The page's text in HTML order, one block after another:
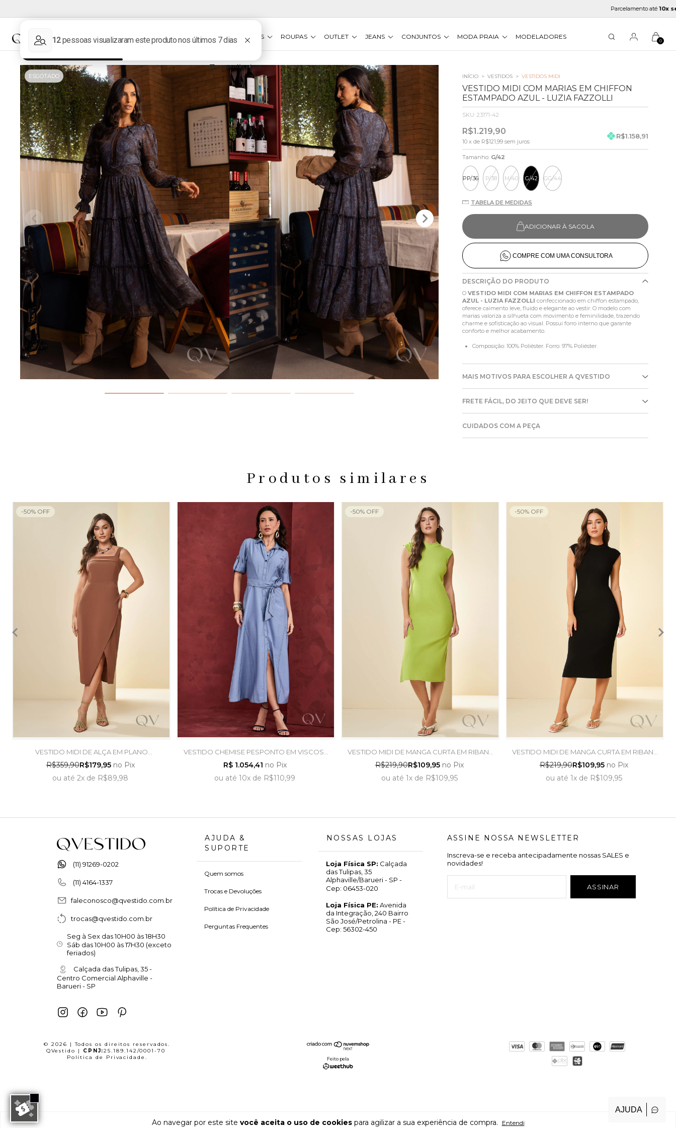
Parcelamento até10x sem juros
NOVIDADES MARCAS VESTIDOS ROUPAS OUTLET JEANS CONJUNTOS MODA PRAIA MODELADORES 0
Ao navegar por este site você aceita o uso de cookiespara agilizar a sua experiência de compra. Entendi
ESGOTADO INÍCIO > VESTIDOS > VESTIDOS MIDI
VESTIDO MIDI COM MARIAS EM CHIFFON
ESTAMPADO AZUL - LUZIA FAZZOLLI
SKU: 23171-42
R$1.219,90
10 x de R$121,99 sem juros
R$1.158,91
Tamanho: G/42
PP/36 P/38 M/40 G/42 GG/44
TABELA DE MEDIDAS
ADICIONAR À SACOLA
COMPRE COM UMA CONSULTORA
DESCRIÇÃO DO PRODUTO
O VESTIDO MIDI COM MARIAS EM CHIFFON ESTAMPADO
AZUL - LUZIA FAZZOLLI confeccionado em chiffon estampado,
oferece caimento leve, fluido e elegante ao vestir. O modelo com
marias valoriza a silhueta com movimento e feminilidade, trazendo
charme e sofisticação ao visual. Possui forro interno que garante
conforto e melhor acabamento.
Composição: 100% Poliéster. Forro: 97% Poliéster.
MAIS MOTIVOS PARA ESCOLHER A QVESTIDO
FRETE FÁCIL, DO JEITO QUE DEVE SER!
CUIDADOS COM A PEÇA
Produtos similares
VESTIDO MIDI DE ALÇA EM PLANO
ALFAIATARIA MARROM - DOCE TRAMA
R$359,90R$179,95 no Pix
ou até 2x de R$89,98
-50% OFF
VESTIDO CHEMISE PESPONTO EM VISCOSE
AZUL - ARTSY
R$ 1.054,41 no Pix
ou até 10x de R$110,99
VESTIDO MIDI DE MANGA CURTA EM RIBANA
VERDE ABACATE - DOCE TRAMA
R$219,90R$109,95 no Pix
ou até 1xde R$109,95
-50% OFF
VESTIDO MIDI DE MANGA CURTA EM RIBANA
PRETO - DOCE TRAMA
R$219,90R$109,95 no Pix
ou até 1xde R$109,95
-50% OFF
(11) 91269-0202
(11) 4164-1337
faleconosco@qvestido.com.br
trocas@qvestido.com.br
Seg à Sex das 10H00 às 18H30
Sáb das 10H00 às 17H30 (exceto
feriados)
Calçada das Tulipas, 35 -
Centro Comercial Alphaville -
Barueri - SP
AJUDA &
SUPORTE
Quem somos
Trocas e Devoluções
Política de Privacidade
Perguntas Frequentes
NOSSAS LOJAS
Loja Física SP: Calçada
das Tulipas, 35
Alphaville/Barueri - SP -
Cep: 06453-020
Loja Física PE: Avenida
da Integração, 240 Bairro
São José/Petrolina - PE -
Cep: 56302-450
ASSINE NOSSA NEWSLETTER
Inscreva-se e receba antecipadamente nossas SALES e
novidades!
© 2026 | Todos os direitos reservados.
QVestido | CPNJ:25.189.142/0001-70
Política de Privacidade . Feito pela
AJUDA